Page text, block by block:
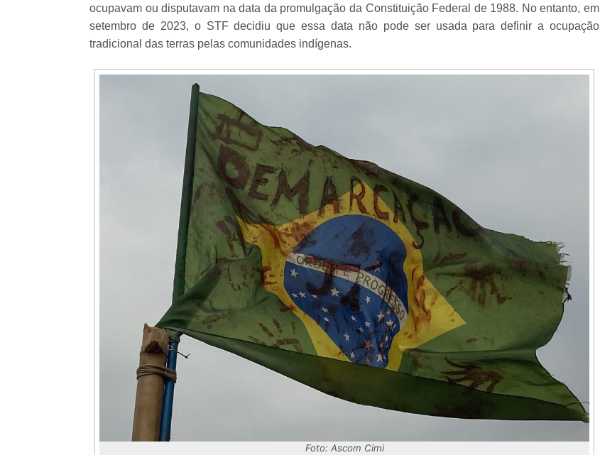
ocupavam ou disputavam na data da promulgação da Constituição Federal de 1988. No entanto, em
setembro de 2023, o STF decidiu que essa data não pode ser usada para definir a ocupação
tradicional das terras pelas comunidades indígenas.
Foto: Ascom Cimi